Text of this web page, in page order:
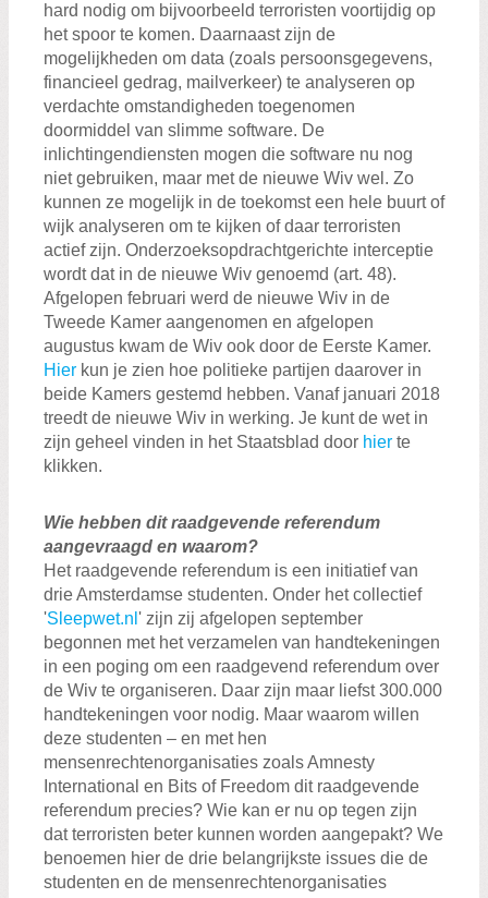
hard nodig om bijvoorbeeld terroristen voortijdig op
het spoor te komen. Daarnaast zijn de
mogelijkheden om data (zoals persoonsgegevens,
financieel gedrag, mailverkeer) te analyseren op
verdachte omstandigheden toegenomen
doormiddel van slimme software. De
inlichtingendiensten mogen die software nu nog
niet gebruiken, maar met de nieuwe Wiv wel. Zo
kunnen ze mogelijk in de toekomst een hele buurt of
wijk analyseren om te kijken of daar terroristen
actief zijn. Onderzoeksopdrachtgerichte interceptie
wordt dat in de nieuwe Wiv genoemd (art. 48).
Afgelopen februari werd de nieuwe Wiv in de
Tweede Kamer aangenomen en afgelopen
augustus kwam de Wiv ook door de Eerste Kamer.
Hier kun je zien hoe politieke partijen daarover in
beide Kamers gestemd hebben. Vanaf januari 2018
treedt de nieuwe Wiv in werking. Je kunt de wet in
zijn geheel vinden in het Staatsblad door hier te
klikken.
Wie hebben dit raadgevende referendum
aangevraagd en waarom?
Het raadgevende referendum is een initiatief van
drie Amsterdamse studenten. Onder het collectief
'Sleepwet.nl ' zijn zij afgelopen september
begonnen met het verzamelen van handtekeningen
in een poging om een raadgevend referendum over
de Wiv te organiseren. Daar zijn maar liefst 300.000
handtekeningen voor nodig. Maar waarom willen
deze studenten – en met hen
mensenrechtenorganisaties zoals Amnesty
International en Bits of Freedom dit raadgevende
referendum precies? Wie kan er nu op tegen zijn
dat terroristen beter kunnen worden aangepakt? We
benoemen hier de drie belangrijkste issues die de
studenten en de mensenrechtenorganisaties